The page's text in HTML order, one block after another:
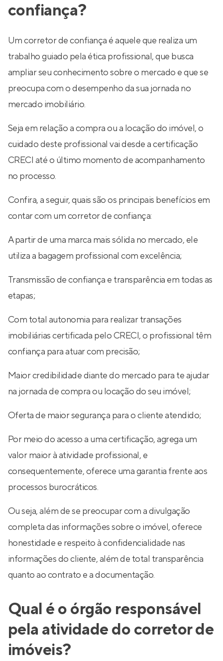
confiança?
Um corretor de confiança é aquele que realiza um
trabalho guiado pela ética profissional, que busca
ampliar seu conhecimento sobre o mercado e que se
preocupa com o desempenho da sua jornada no
mercado imobiliário.
Seja em relação a compra ou a locação do imóvel, o
cuidado deste profissional vai desde a certificação
CRECI até o último momento de acompanhamento
no processo.
Confira, a seguir, quais são os principais benefícios em
contar com um corretor de confiança:
A partir de uma marca mais sólida no mercado, ele
utiliza a bagagem profissional com excelência;
Transmissão de confiança e transparência em todas as
etapas;
Com total autonomia para realizar transações
imobiliárias certificada pelo CRECI, o profissional têm
confiança para atuar com precisão;
Maior credibilidade diante do mercado para te ajudar
na jornada de compra ou locação do seu imóvel;
Oferta de maior segurança para o cliente atendido;
Por meio do acesso a uma certificação, agrega um
valor maior à atividade profissional, e
consequentemente, oferece uma garantia frente aos
processos burocráticos.
Ou seja, além de se preocupar com a divulgação
completa das informações sobre o imóvel, oferece
honestidade e respeito à confidencialidade nas
informações do cliente, além de total transparência
quanto ao contrato e a documentação.
Qual é o órgão responsável
pela atividade do corretor de
imóveis?